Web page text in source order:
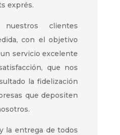
exprés.
clientes
con el objetivo
servicio excelente
que nos
la fidelización
que depositen
la entrega de todos